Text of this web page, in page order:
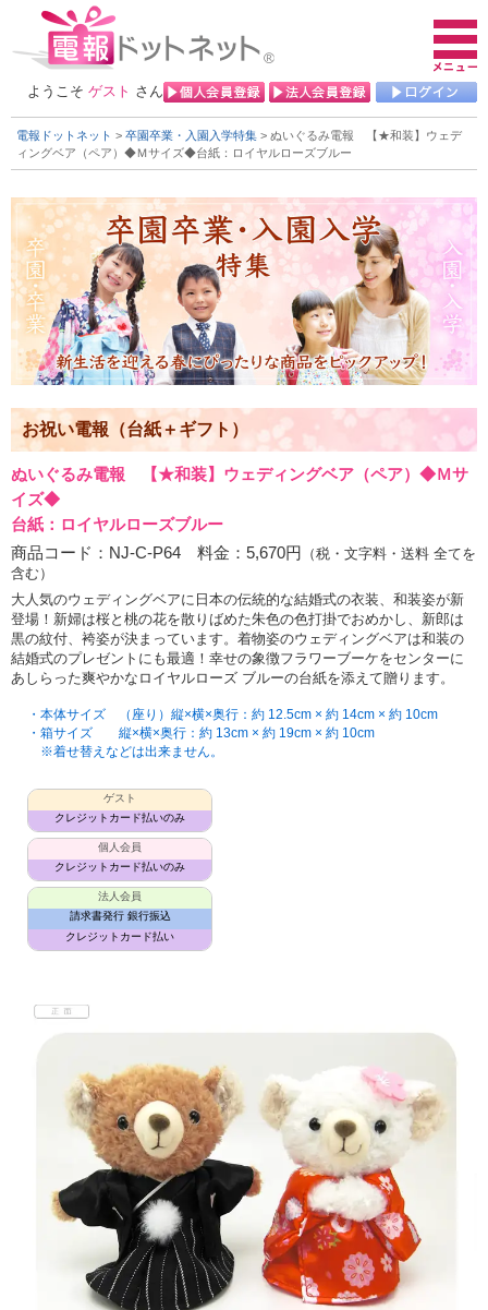
ようこそ ゲスト さん
電報ドットネット > 卒園卒業・入園入学特集 > ぬいぐるみ電報 【★和装】ウェデ
ィングベア（ペア）◆Ｍサイズ◆台紙：ロイヤルローズブルー
お祝い電報（台紙＋ギフト）
ぬいぐるみ電報 【★和装】ウェディングベア（ペア）◆Ｍサ
イズ◆
台紙：ロイヤルローズブルー
商品コード：NJ-C-P64 料金：5,670円
（税・文字料・送料 全てを
含む）
大人気のウェディングベアに日本の伝統的な結婚式の衣装、和装姿が新
登場！新婦は桜と桃の花を散りばめた朱色の色打掛でおめかし、新郎は
黒の紋付、袴姿が決まっています。着物姿のウェディングベアは和装の
結婚式のプレゼントにも最適！幸せの象徴フラワーブーケをセンターに
あしらった爽やかなロイヤルローズ ブルーの台紙を添えて贈ります。
・本体サイズ （座り）縦×横×奥行：約 12.5cm × 約 14cm × 約 10cm
・箱サイズ 縦×横×奥行：約 13cm × 約 19cm × 約 10cm
※着せ替えなどは出来ません。
ゲスト
クレジットカード払いのみ
個人会員
クレジットカード払いのみ
法人会員
請求書発行 銀行振込
クレジットカード払い